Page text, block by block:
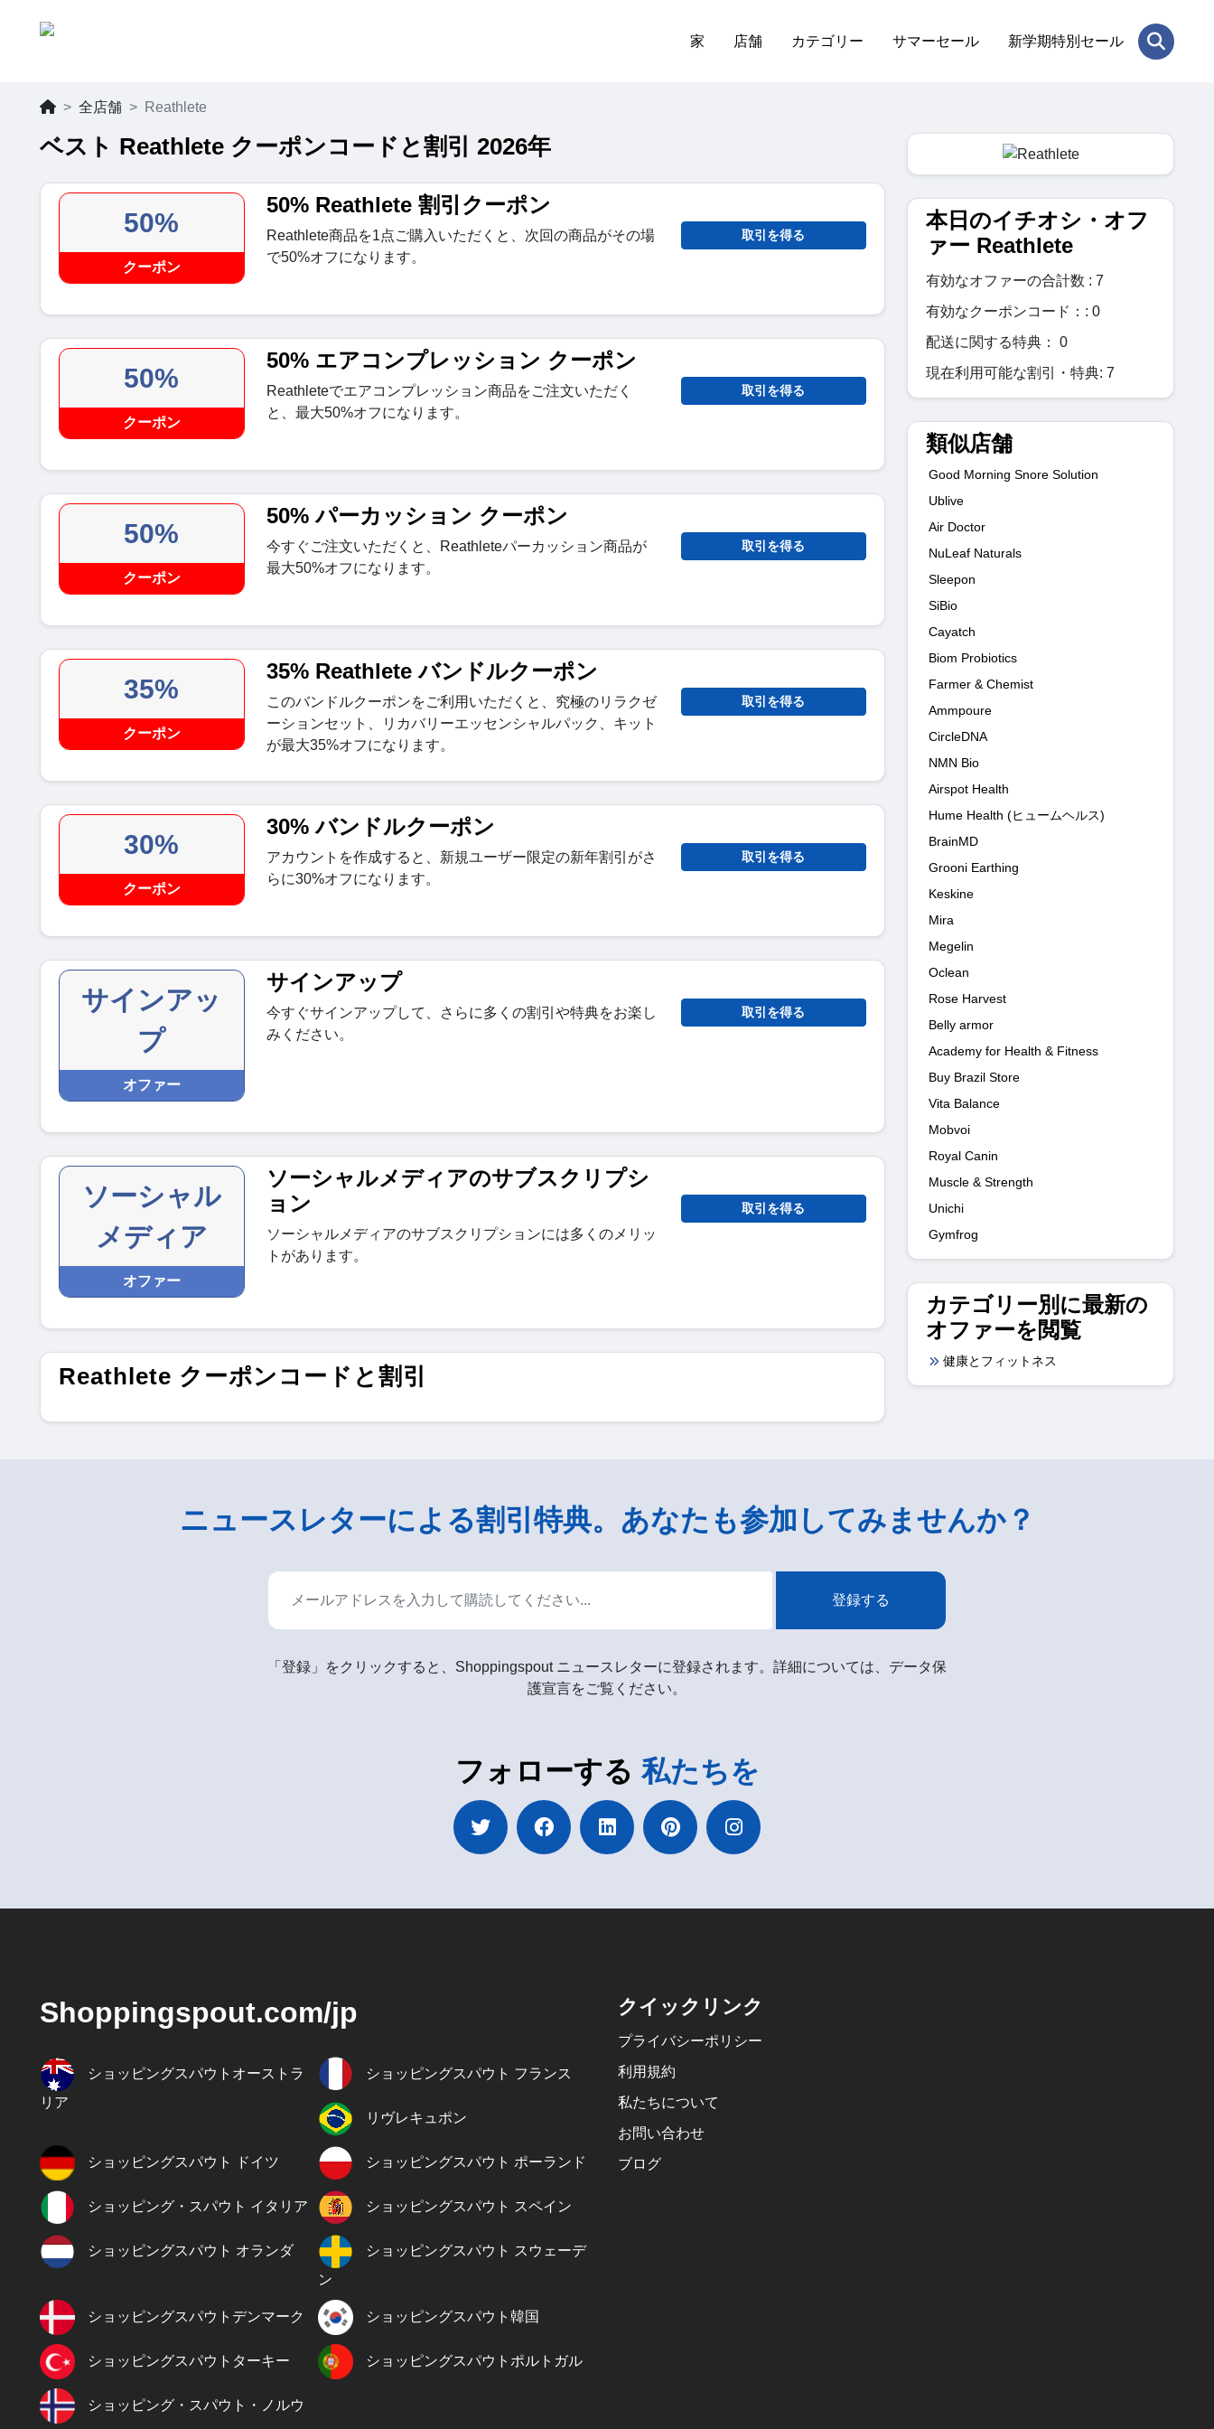
家 店舗 カテゴリー サマーセール 新学期特別セール
全店舗 Reathlete
ベスト Reathlete クーポンコードと割引 2026年
50%
クーポン
50% Reathlete 割引クーポン
Reathlete商品を1点ご購入いただくと、次回の商品がその場
で50%オフになります。
取引を得る
50%
クーポン
50% エアコンプレッション クーポン
Reathleteでエアコンプレッション商品をご注文いただく
と、最大50%オフになります。
取引を得る
50%
クーポン
50% パーカッション クーポン
今すぐご注文いただくと、Reathleteパーカッション商品が
最大50%オフになります。
取引を得る
35%
クーポン
35% Reathlete バンドルクーポン
このバンドルクーポンをご利用いただくと、究極のリラクゼ
ーションセット、リカバリーエッセンシャルパック、キット
が最大35%オフになります。
取引を得る
30%
クーポン
30% バンドルクーポン
アカウントを作成すると、新規ユーザー限定の新年割引がさ
らに30%オフになります。
取引を得る
サインアッ
プ
オファー
サインアップ
今すぐサインアップして、さらに多くの割引や特典をお楽し
みください。
取引を得る
ソーシャル
メディア
オファー
ソーシャルメディアのサブスクリプシ
ョン
ソーシャルメディアのサブスクリプションには多くのメリッ
トがあります。
取引を得る
Reathlete クーポンコードと割引
本日のイチオシ・オフ
ァー Reathlete
有効なオファーの合計数 : 7
有効なクーポンコード：: 0
配送に関する特典： 0
現在利用可能な割引・特典: 7
類似店舗
Good Morning Snore Solution
Ublive
Air Doctor
NuLeaf Naturals
Sleepon
SiBio
Cayatch
Biom Probiotics
Farmer & Chemist
Ammpoure
CircleDNA
NMN Bio
Airspot Health
Hume Health (ヒュームヘルス)
BrainMD
Grooni Earthing
Keskine
Mira
Megelin
Oclean
Rose Harvest
Belly armor
Academy for Health & Fitness
Buy Brazil Store
Vita Balance
Mobvoi
Royal Canin
Muscle & Strength
Unichi
Gymfrog
カテゴリー別に最新の
オファーを閲覧
健康とフィットネス
ニュースレターによる割引特典。あなたも参加してみませんか？
登録する
「登録」をクリックすると、Shoppingspout ニュースレターに登録されます。詳細については、データ保
護宣言をご覧ください。
フォローする私たちを
Shoppingspout.com/jp
ショッピングスパウトオーストラ
リア
ショッピングスパウト フランス
リヴレキュポン
ショッピングスパウト ドイツ ショッピングスパウト ポーランド
ショッピング・スパウト イタリア ショッピングスパウト スペイン
ショッピングスパウト オランダ
ショッピングスパウト スウェーデ
ン
ショッピングスパウトデンマーク ショッピングスパウト韓国
ショッピングスパウトターキー ショッピングスパウトポルトガル
ショッピング・スパウト・ノルウ
クイックリンク
プライバシーポリシー
利用規約
私たちについて
お問い合わせ
ブログ